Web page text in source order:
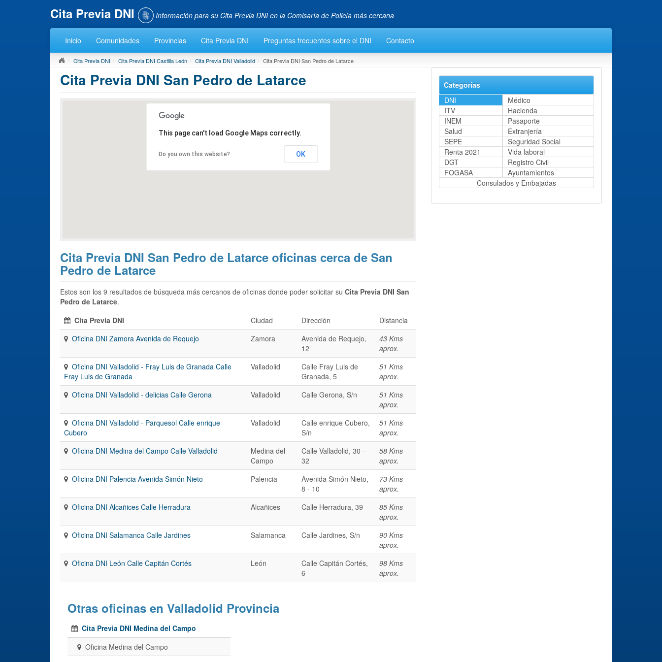
Cita Previa DNI Información para su Cita Previa DNI en la Comisaría de Policía más cercana
Inicio Comunidades Provincias Cita Previa DNI Preguntas frecuentes sobre el DNI Contacto
Cita Previa DNI Cita Previa DNI Castilla León Cita Previa DNI Valladolid Cita Previa DNI San Pedro de Latarce
Cita Previa DNI San Pedro de Latarce
This page can't load Google Maps correctly.
Do you own this website? OK
Cita Previa DNI San Pedro de Latarce oficinas cerca de San
Pedro de Latarce
Estos son los 9 resultados de búsqueda más cercanos de oficinas donde poder solicitar su Cita Previa DNI San
Pedro de Latarce.
Cita Previa DNI
Ciudad Dirección
Distancia
Oficina DNI Zamora Avenida de Requejo
Zamora
Avenida de Requejo,
12
43 Kms
aprox.
Oficina DNI Valladolid - Fray Luis de Granada Calle
Fray Luis de Granada
Valladolid
Calle Fray Luis de
Granada, 5
51 Kms
aprox.
Oficina DNI Valladolid - delicias Calle Gerona
Valladolid Calle Gerona, S/n
51 Kms
aprox.
Oficina DNI Valladolid - Parquesol Calle enrique
Cubero
Valladolid
Calle enrique Cubero,
S/n
51 Kms
aprox.
Oficina DNI Medina del Campo Calle Valladolid
Medina del
Campo
Calle Valladolid, 30 -
32
58 Kms
aprox.
Oficina DNI Palencia Avenida Simón Nieto
Palencia
Avenida Simón Nieto,
8 - 10
73 Kms
aprox.
Oficina DNI Alcañices Calle Herradura
Alcañices Calle Herradura, 39
85 Kms
aprox.
Oficina DNI Salamanca Calle Jardines
Salamanca Calle Jardines, S/n
90 Kms
aprox.
Oficina DNI León Calle Capitán Cortés
León
Calle Capitán Cortés,
6
98 Kms
aprox.
Otras oficinas en Valladolid Provincia
Cita Previa DNI Medina del Campo
Oficina Medina del Campo
Categorías
DNI
Médico
ITV
Hacienda
INEM
Pasaporte
Salud
Extranjería
SEPE
Seguridad Social
Renta 2021
Vida laboral
DGT
Registro Civil
FOGASA
Ayuntamientos
Consulados y Embajadas